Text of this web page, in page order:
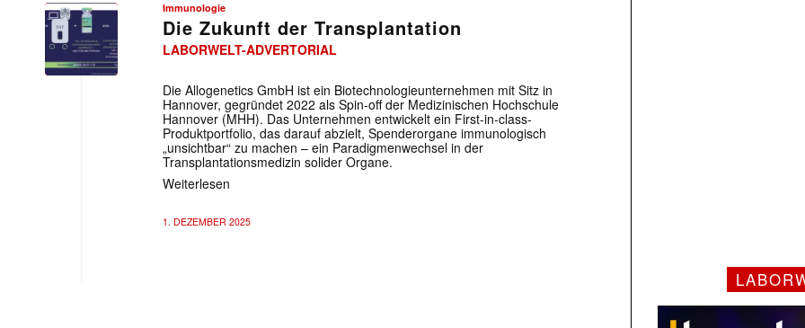
Immunologie
Die Zukunft der Transplantation
LABORWELT-ADVERTORIAL
Die Allogenetics GmbH ist ein Biotechnologieunternehmen mit Sitz in
Hannover, gegründet 2022 als Spin-off der Medizinischen Hochschule
Hannover (MHH). Das Unternehmen entwickelt ein First-in-class-
Produktportfolio, das darauf abzielt, Spenderorgane immunologisch
„unsichtbar“ zu machen – ein Paradigmenwechsel in der
Transplantationsmedizin solider Organe.
Weiterlesen
1. DEZEMBER 2025